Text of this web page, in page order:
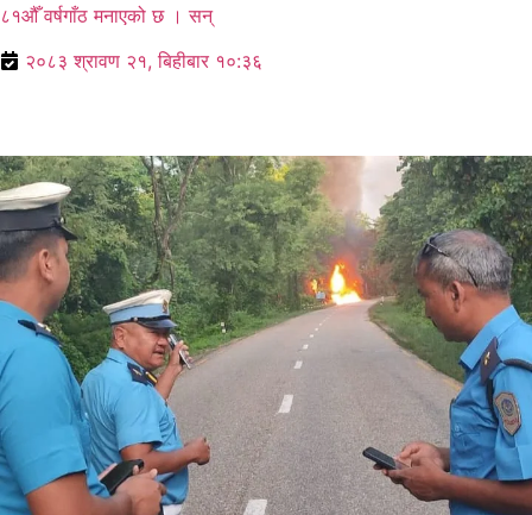
८१औँ वर्षगाँठ मनाएको छ । सन्
२०८३ श्रावण २१, बिहीबार १०:३६